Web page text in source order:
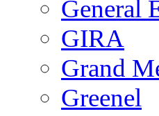
General
GIRA
Grand
Greenel